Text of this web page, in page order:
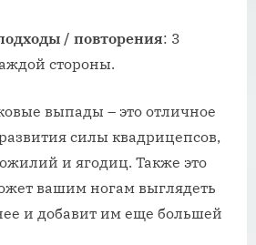
/ повторения: 3
стороны.
выпады – это отличное
силы квадрицепсов,
и ягодиц. Также это
вашим ногам выглядеть
и добавит им еще большей